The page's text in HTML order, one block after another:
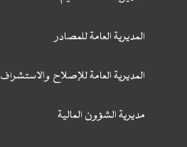
المديرية العامة للمصادر
المديرية العامة للإصلاح والاستشراف
مديرية الشؤون المالية